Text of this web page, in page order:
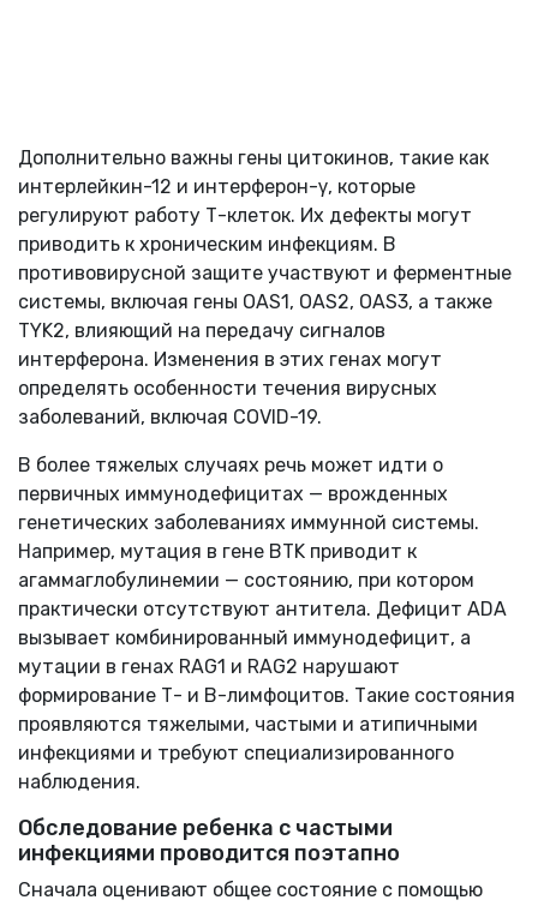
Дополнительно важны гены цитокинов, такие как
интерлейкин-12 и интерферон-γ, которые
регулируют работу Т-клеток. Их дефекты могут
приводить к хроническим инфекциям. В
противовирусной защите участвуют и ферментные
системы, включая гены OAS1, OAS2, OAS3, а также
TYK2, влияющий на передачу сигналов
интерферона. Изменения в этих генах могут
определять особенности течения вирусных
заболеваний, включая COVID-19.
В более тяжелых случаях речь может идти о
первичных иммунодефицитах — врожденных
генетических заболеваниях иммунной системы.
Например, мутация в гене BTK приводит к
агаммаглобулинемии — состоянию, при котором
практически отсутствуют антитела. Дефицит ADA
вызывает комбинированный иммунодефицит, а
мутации в генах RAG1 и RAG2 нарушают
формирование Т- и В-лимфоцитов. Такие состояния
проявляются тяжелыми, частыми и атипичными
инфекциями и требуют специализированного
наблюдения.
Обследование ребенка с частыми
инфекциями проводится поэтапно
Сначала оценивают общее состояние с помощью